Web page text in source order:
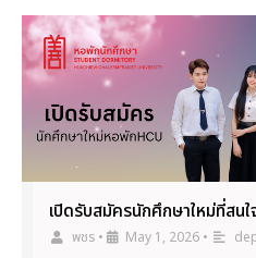
เปิดรับสมัครนักศึกษาใหม่ที่สน
พชร • May 1, 2026 •